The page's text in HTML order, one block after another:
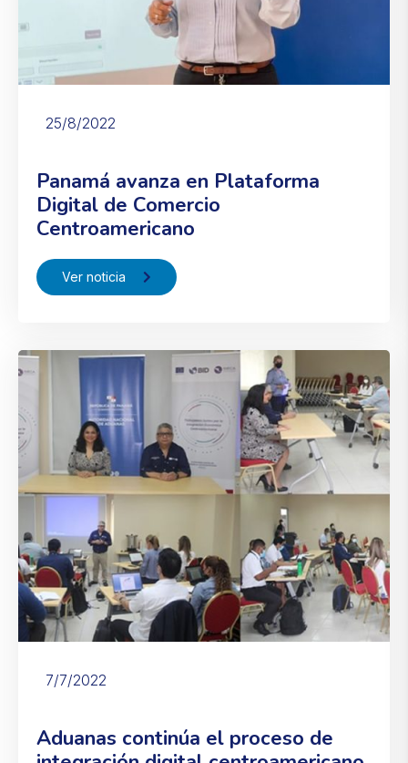
25/8/2022
Panamá avanza en Plataforma
Digital de Comercio
Centroamericano
Ver noticia
7/7/2022
Aduanas continúa el proceso de